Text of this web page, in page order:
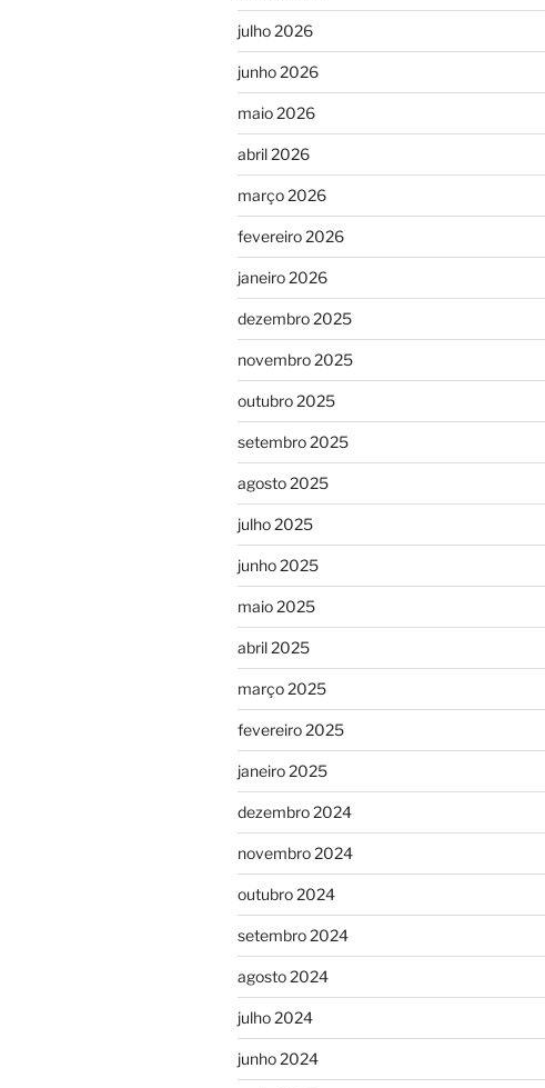
julho 2026
junho 2026
maio 2026
abril 2026
março 2026
fevereiro 2026
janeiro 2026
dezembro 2025
novembro 2025
outubro 2025
setembro 2025
agosto 2025
julho 2025
junho 2025
maio 2025
abril 2025
março 2025
fevereiro 2025
janeiro 2025
dezembro 2024
novembro 2024
outubro 2024
setembro 2024
agosto 2024
julho 2024
junho 2024